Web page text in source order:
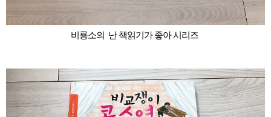
비룡소의 난 책읽기가 좋아 시리즈